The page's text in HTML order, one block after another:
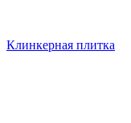
Клинкерная плитка